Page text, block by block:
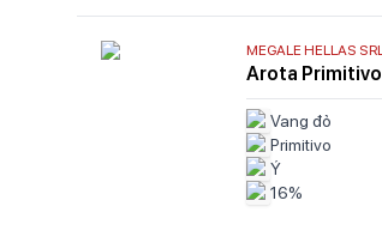
MEGALE HELLAS SRL
Arota Primitivo
Vang đỏ
Primitivo
Ý
16%